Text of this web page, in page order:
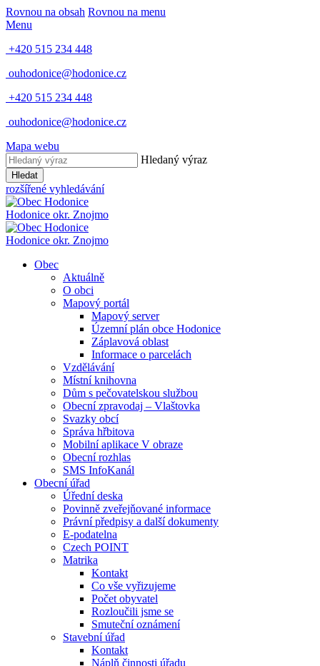
Rovnou na obsah Rovnou na menu
Menu
+420 515 234 448
ouhodonice@hodonice.cz
+420 515 234 448
ouhodonice@hodonice.cz
Mapa webu
Hledaný výraz
Hledat
rozšířené vyhledávání
Hodonice okr. Znojmo
Hodonice okr. Znojmo
Obec
Aktuálně
O obci
Mapový portál
Mapový server
Územní plán obce Hodonice
Záplavová oblast
Informace o parcelách
Vzdělávání
Místní knihovna
Dům s pečovatelskou službou
Obecní zpravodaj – Vlaštovka
Svazky obcí
Správa hřbitova
Mobilní aplikace V obraze
Obecní rozhlas
SMS InfoKanál
Obecní úřad
Úřední deska
Povinně zveřejňované informace
Právní předpisy a další dokumenty
E-podatelna
Czech POINT
Matrika
Kontakt
Co vše vyřizujeme
Počet obyvatel
Rozloučili jsme se
Smuteční oznámení
Stavební úřad
Kontakt
Náplň činnosti úřadu